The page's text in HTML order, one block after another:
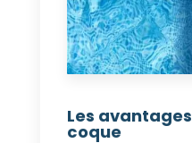
Les
coque